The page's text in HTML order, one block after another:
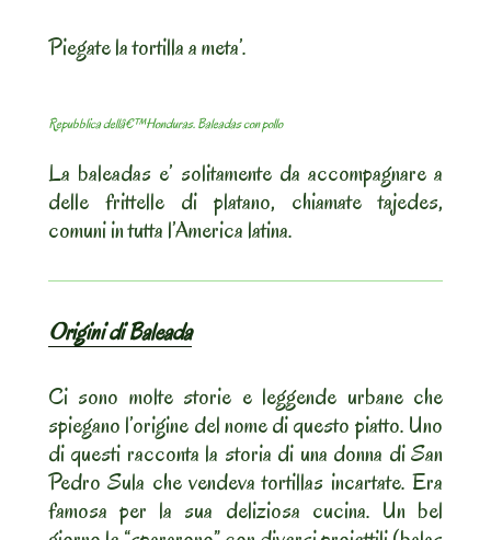
Piegate la tortilla a meta’.
Repubblica dellâ€™Honduras. Baleadas con pollo
La baleadas e’ solitamente da accompagnare a
delle frittelle di platano, chiamate tajedes,
comuni in tutta l’America latina.
Origini di Baleada
Ci sono molte storie e leggende urbane che
spiegano l’origine del nome di questo piatto. Uno
di questi racconta la storia di una donna di San
Pedro Sula che vendeva tortillas incartate. Era
famosa per la sua deliziosa cucina. Un bel